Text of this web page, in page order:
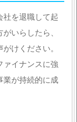
社を退職して起
いらしたら、
けください。
ァイナンスに強
業が持続的に成